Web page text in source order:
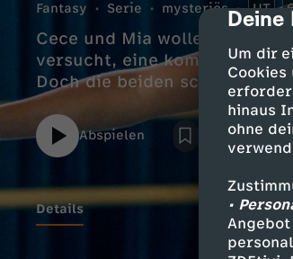
Deine
Um dir
Cookies
hinaus
ohne
•
Fantasy Serie mysteriös UT
Cece und Mia wollen die
versucht, eine komplizierte
Doch die beiden schaffen es
Abspielen
Details